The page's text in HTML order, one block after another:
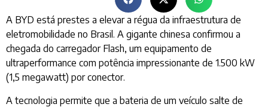
A BYD está prestes a elevar a régua da infraestrutura de
eletromobilidade no Brasil. A gigante chinesa confirmou a
chegada do carregador Flash, um equipamento de
ultraperformance com potência impressionante de 1.500 kW
(1,5 megawatt) por conector.
A tecnologia permite que a bateria de um veículo salte de